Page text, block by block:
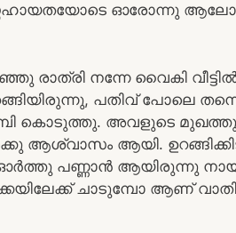
ഓരോന്നു
രാത്രി നന്നേ വൈകി
പതിവ് പോലെ
കൊടുത്തു. അവളുടെ
ആശ്വാസം ആയി.
പണ്ണാൻ ആയിരുന്നു
ചാടുമ്പോ ആണ്